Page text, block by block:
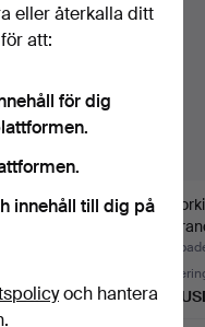
norra
i mullbärsträ,
752
eller återkalla ditt
att:
för dig
innehåll till dig på
och hantera